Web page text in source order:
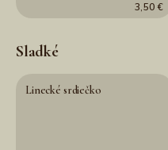
3,50 €
Sladké
Linecké srdiečko